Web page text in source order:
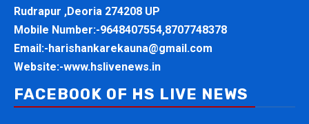
Rudrapur ,Deoria 274208 UP
Mobile Number:-9648407554,8707748378
Email:-harishankarekauna@gmail.com
Website:-www.hslivenews.in
FACEBOOK OF HS LIVE NEWS